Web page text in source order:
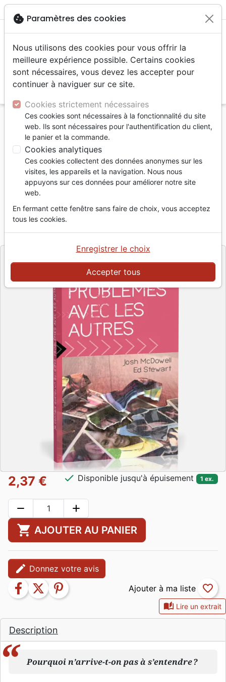
menu
Accueil Livres Enfants
Adolescents, Jeunes
15 à 18 ans
Je connais quelqu'un qui a des problèmes avec les
autres
Je connais quelqu'un qui a des
problèmes avec les autres
Auteur :Josh McDowell-Stewart McDowell
RéférenceMB3532
EditeurLa Maison de la Bible
auto_stories Lire un extrait
Description
Pourquoi n’arrive-t-on pas à s’entendre ?
2,37 € check Disponible jusqu'à épuisement 1 ex.
remove add
shopping_cart AJOUTER AU PANIER
edit Donnez votre avis
facebook twitter pinterest favorite_border
cookie Paramètres des cookies
Nous utilisons des cookies pour vous offrir la
meilleure expérience possible. Certains cookies
sont nécessaires, vous devez les accepter pour
continuer à naviguer sur ce site.
Cookies strictement nécessaires
Ces cookies sont nécessaires à la fonctionnalité du site
web. Ils sont nécessaires pour l'authentification du client,
le panier et la commande.
Cookies analytiques
Ces cookies collectent des données anonymes sur les
visites, les appareils et la navigation. Nous nous
appuyons sur ces données pour améliorer notre site
web.
En fermant cette fenêtre sans faire de choix, vous acceptez
tous les cookies.
Accepter tous
Enregistrer le choix